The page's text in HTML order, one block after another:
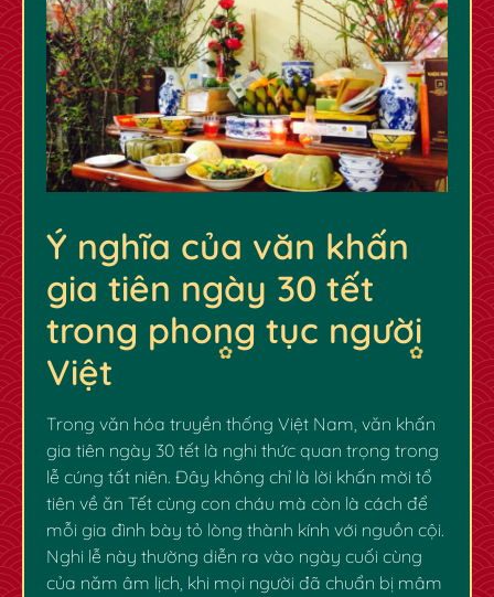
Ý nghĩa của văn khấn
gia tiên ngày 30 tết
trong phong tục người
Việt
Trong văn hóa truyền thống Việt Nam, văn khấn
gia tiên ngày 30 tết là nghi thức quan trọng trong
lễ cúng tất niên. Đây không chỉ là lời khấn mời tổ
tiên về ăn Tết cùng con cháu mà còn là cách để
mỗi gia đình bày tỏ lòng thành kính với nguồn cội.
Nghi lễ này thường diễn ra vào ngày cuối cùng
của năm âm lịch, khi mọi người đã chuẩn bị mâm